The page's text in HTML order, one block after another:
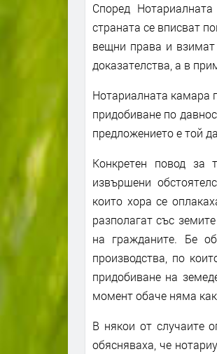
Според
страната се вписват
вещни права и взимат
доказателства, а в
Нотариалната камара
придобиване по
предложението е той
Конкретен повод за
извършени
които хора се
разполагат със
на гражданите. Бе
производства, по
придобиване на
момент обаче няма
В някои от случаите
обясняваха, че